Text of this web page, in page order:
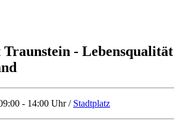
- Lebensqualität
- 14:00 Uhr / Stadtplatz